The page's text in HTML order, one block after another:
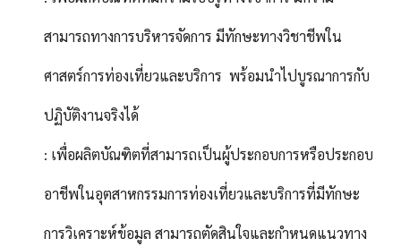
สามารถทางการบริหารจัดการ มีทักษะทางวิชาชีพใน
ศาสตร์การท่องเที่ยวและบริการ พร้อมนำไปบูรณาการกับ
ปฏิบัติงานจริงได้
: เพื่อผลิตบัณฑิตที่สามารถเป็นผู้ประกอบการหรือประกอบ
อาชีพในอุตสาหกรรมการท่องเที่ยวและบริการที่มีทักษะ
การวิเคราะห์ข้อมูล สามารถตัดสินใจและกำหนดแนวทาง